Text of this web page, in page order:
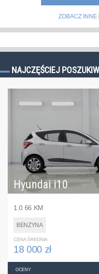
ZOBACZ INNE
NAJCZĘŚCIEJ
Hyundai i10
1.0 66 KM
BENZYNA
CENA ŚREDNIA
18 000 zł
OCENY